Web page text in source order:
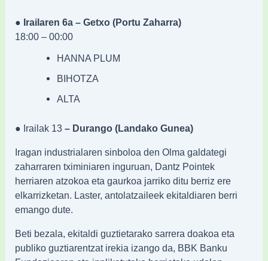
● Irailaren 6a – Getxo (Portu Zaharra)
18:00 – 00:00
HANNA PLUM
BIHOTZA
ALTA
● Irailak 13 – Durango (Landako Gunea)
Iragan industrialaren sinboloa den Olma galdategi
zaharraren tximiniaren inguruan, Dantz Pointek
herriaren atzokoa eta gaurkoa jarriko ditu berriz ere
elkarrizketan. Laster, antolatzaileek ekitaldiaren berri
emango dute.
Beti bezala, ekitaldi guztietarako sarrera doakoa eta
publiko guztiarentzat irekia izango da, BBK Banku